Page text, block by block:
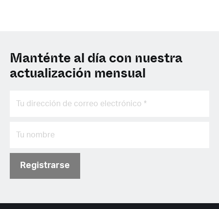
Manténte al día con nuestra
actualización mensual
Registrarse